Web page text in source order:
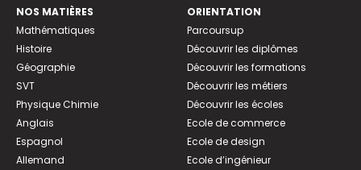
NOS MATIÈRES
Mathématiques
Histoire
Géographie
SVT
Physique Chimie
Anglais
Espagnol
Allemand
ORIENTATION
Parcoursup
Découvrir les diplômes
Découvrir les formations
Découvrir les métiers
Découvrir les écoles
Ecole de commerce
Ecole de design
Ecole d’ingénieur